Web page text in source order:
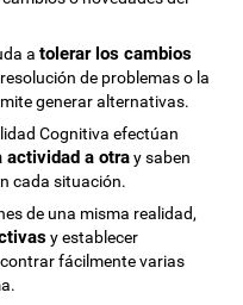
atolerar los cambios
de problemas o la
generar alternativas.
Cognitiva efectúan
actividad a otray saben
cada situación.
de una misma realidad,
y establecer
fácilmente varias